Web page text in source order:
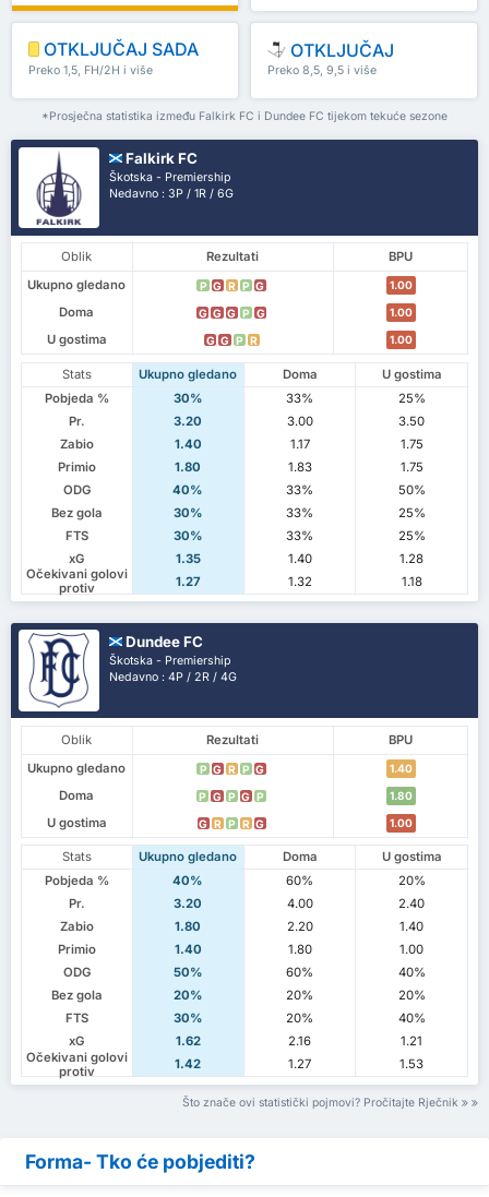
OTKLJUČAJ SADA
Preko 1,5, FH/2H i više
OTKLJUČAJ
Preko 8,5, 9,5 i više
*Prosječna statistika između Falkirk FC i Dundee FC tijekom tekuće sezone
Falkirk FC
Škotska - Premiership
Nedavno : 3P / 1R / 6G
Oblik Rezultati
BPU
Ukupno gledano
P G R P G 1.00
Doma G G G P G 1.00
U gostima G G P R 1.00
Stats Ukupno gledano Doma
U gostima
Pobjeda %
30% 33%
25%
Pr.
3.20 3.00
3.50
Zabio
1.40 1.17
1.75
Primio
1.80 1.83
1.75
ODG
40% 33%
50%
Bez gola
30% 33%
25%
FTS
30% 33%
25%
xG
1.35 1.40
1.28
Očekivani golovi
protiv
1.27 1.32 1.18
Dundee FC
Škotska - Premiership
Nedavno : 4P / 2R / 4G
Oblik Rezultati
BPU
Ukupno gledano
P G R P G 1.40
Doma P G P G P 1.80
U gostima G R P R G 1.00
Stats Ukupno gledano Doma
U gostima
Pobjeda %
40% 60%
20%
Pr.
3.20 4.00
2.40
Zabio
1.80 2.20
1.40
Primio
1.40 1.80
1.00
ODG
50% 60%
40%
Bez gola
20% 20%
20%
FTS
30% 20%
40%
xG
1.62 2.16
1.21
Očekivani golovi
protiv
1.42 1.27 1.53
Što znače ovi statistički pojmovi? Pročitajte Rječnik
Forma- Tko će pobjediti?